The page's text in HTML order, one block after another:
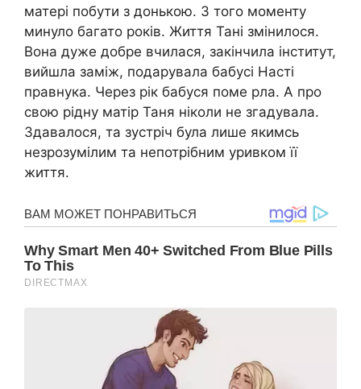
матері побути з донькою. З того моменту
минуло багато років. Життя Тані змінилося.
Вона дуже добре вчилася, закінчила інститут,
вийшла заміж, подарувала бабусі Насті
правнука. Через рік бабуся поме рла. А про
свою рідну матір Таня ніколи не згадувала.
Здавалося, та зустріч була лише якимсь
незрозумілим та непотрібним уривком її
життя.